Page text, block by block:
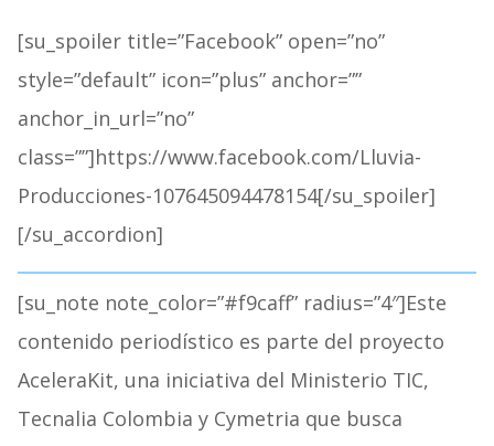
[su_spoiler title=”Facebook” open=”no”
style=”default” icon=”plus” anchor=””
anchor_in_url=”no”
class=””]https://www.facebook.com/Lluvia-
Producciones-107645094478154[/su_spoiler]
[/su_accordion]
[su_note note_color=”#f9caff” radius=”4″]Este
contenido periodístico es parte del proyecto
AceleraKit, una iniciativa del Ministerio TIC,
Tecnalia Colombia y Cymetria que busca